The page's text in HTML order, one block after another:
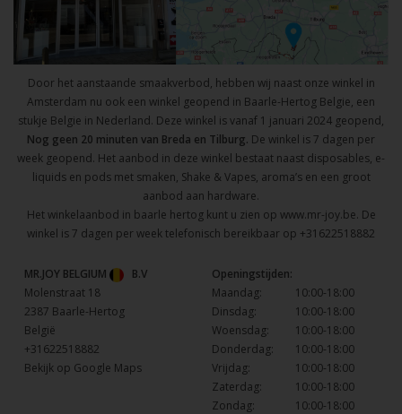
Door het aanstaande smaakverbod, hebben wij naast onze winkel in
Amsterdam nu ook een winkel geopend in Baarle-Hertog Belgie, een
stukje Belgie in Nederland. Deze winkel is vanaf 1 januari 2024 geopend,
Nog geen 20 minuten van Breda en Tilburg. De winkel is 7 dagen per
week geopend. Het aanbod in deze winkel bestaat naast disposables, e-
liquids en pods met smaken, Shake & Vapes, aroma’s en een groot
aanbod aan hardware.
Het winkelaanbod in baarle hertog kunt u zien op www.mr-joy.be. De
winkel is 7 dagen per week telefonisch bereikbaar op +31622518882
MR.JOY BELGIUM
B.V
Molenstraat 18
2387 Baarle-Hertog
België
+31622518882
Bekijk op Google Maps
Openingstijden:
Maandag:
10:00-18:00
Dinsdag:
10:00-18:00
Woensdag:
10:00-18:00
Donderdag:
10:00-18:00
Vrijdag:
10:00-18:00
Zaterdag:
10:00-18:00
Zondag:
10:00-18:00